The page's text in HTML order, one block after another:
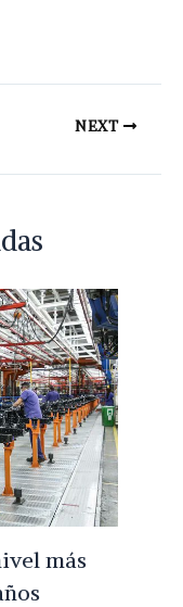
NEXT
más